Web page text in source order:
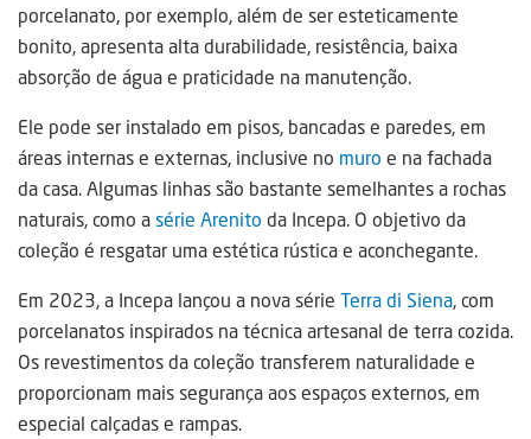
porcelanato, por exemplo, além de ser esteticamente
bonito, apresenta alta durabilidade, resistência, baixa
absorção de água e praticidade na manutenção.
Ele pode ser instalado em pisos, bancadas e paredes, em
áreas internas e externas, inclusive no muro e na fachada
da casa. Algumas linhas são bastante semelhantes a rochas
naturais, como asérie Arenito da Incepa. O objetivo da
coleção é resgatar uma estética rústica e aconchegante.
Em 2023, a Incepa lançou a nova série Terra di Siena, com
porcelanatos inspirados na técnica artesanal de terra cozida.
Os revestimentos da coleção transferem naturalidade e
proporcionam mais segurança aos espaços externos, em
especial calçadas e rampas.